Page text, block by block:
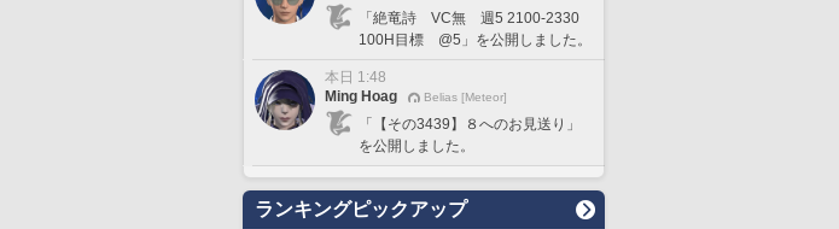
「絶竜詩 VC無 週5 2100-2330
100H目標 @5」を公開しました。
本日 1:48
Ming Hoag
Belias [Meteor]
「【その3439】８へのお見送り」
を公開しました。
ランキングピックアップ